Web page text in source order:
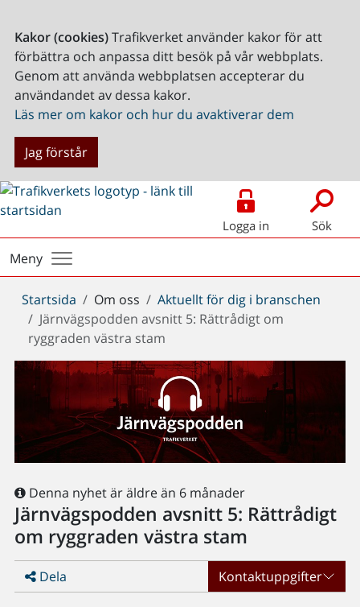
Kakor (cookies)Trafikverket använder kakor för att
förbättra och anpassa ditt besök på vår webbplats.
Genom att använda webbplatsen accepterar du
användandet av dessa kakor.
Läs mer om kakor och hur du avaktiverar dem
Jag förstår
Logga in Sök
Meny
Du
är
här:
Startsida Om oss
Aktuellt för dig i branschen
Järnvägspodden avsnitt 5: Rättrådigt om
ryggraden västra stam
Denna nyhet är äldre än 6 månader
Järnvägspodden avsnitt 5: Rättrådigt
om ryggraden västra stam
Dela Kontaktuppgifter